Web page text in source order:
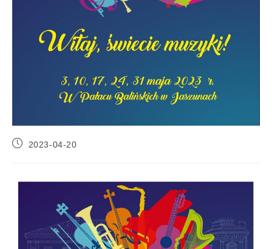
2023-04-20